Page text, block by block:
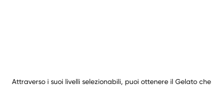
Attraverso i suoi livelli selezionabili, puoi ottenere il Gelato che